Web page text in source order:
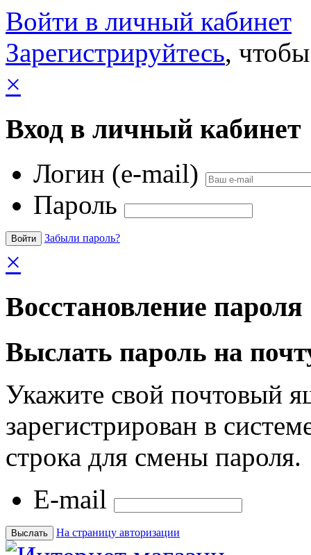
Войти в личный кабинет
Зарегистрируйтесь,
×
Вход в личный кабинет
Логин (e-mail)
Пароль
Забыли пароль?
×
Восстановление пароля
Выслать пароль на
Укажите свой почтовый
зарегистрирован в
строка для смены пароля.
E-mail
На страницу авторизации